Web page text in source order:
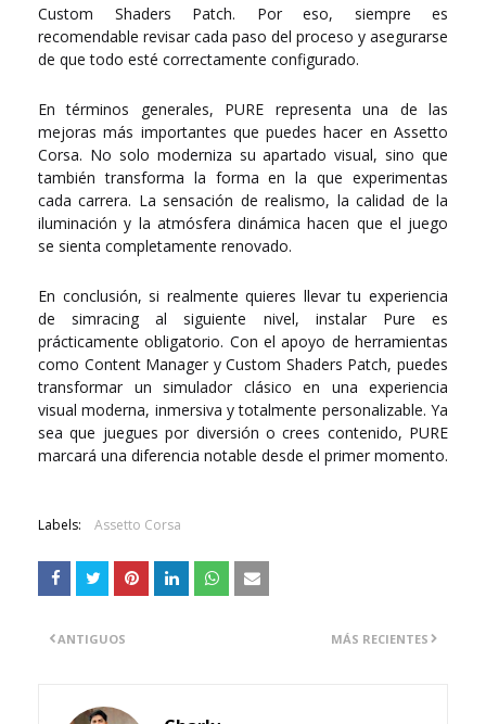
Custom Shaders Patch. Por eso, siempre es
recomendable revisar cada paso del proceso y asegurarse
de que todo esté correctamente configurado.
En términos generales, PURE representa una de las
mejoras más importantes que puedes hacer en Assetto
Corsa. No solo moderniza su apartado visual, sino que
también transforma la forma en la que experimentas
cada carrera. La sensación de realismo, la calidad de la
iluminación y la atmósfera dinámica hacen que el juego
se sienta completamente renovado.
En conclusión, si realmente quieres llevar tu experiencia
de simracing al siguiente nivel, instalar Pure es
prácticamente obligatorio. Con el apoyo de herramientas
como Content Manager yCustom Shaders Patch, puedes
transformar un simulador clásico en una experiencia
visual moderna, inmersiva y totalmente personalizable. Ya
sea que juegues por diversión o crees contenido, PURE
marcará una diferencia notable desde el primer momento.
Labels: Assetto Corsa
MÁS RECIENTES
ANTIGUOS